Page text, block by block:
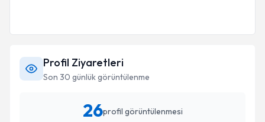
Profil Ziyaretleri
Son 30 günlük görüntülenme
26profil görüntülenmesi